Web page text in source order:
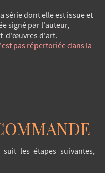
série dont elle est issue et
signé par l'auteur,
d'œuvres d'art.
pas répertoriée dans la
les étapes suivantes,